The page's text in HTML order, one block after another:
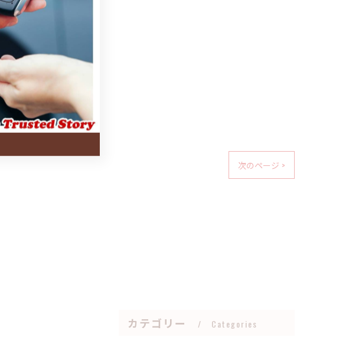
次のページ >
カテゴリー Categories